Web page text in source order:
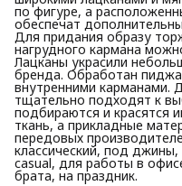
по фигуре, а
обеспечат
Для придания образу
нагрудного кармана
Лацканы украсили
бренда. Обработан
внутренними карманами.
тщательно подходят к
подбираются и красятся
ткань, а прикладные
передовых
классический, под
casual, для работы в
брата, на праздник.